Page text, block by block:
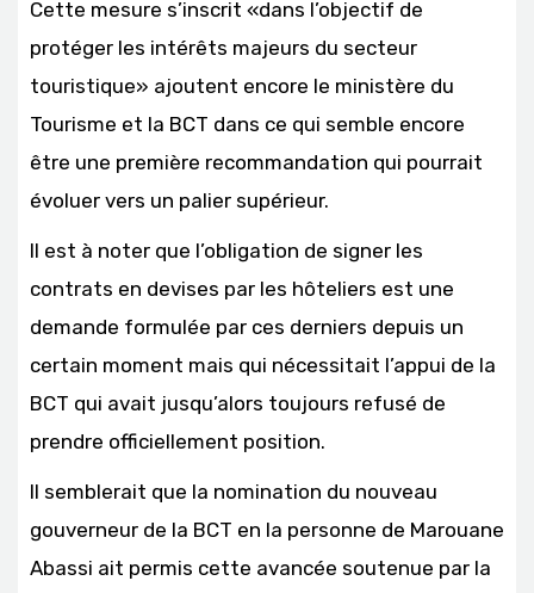
Cette mesure s’inscrit «dans l’objectif de
protéger les intérêts majeurs du secteur
touristique» ajoutent encore le ministère du
Tourisme et la BCT dans ce qui semble encore
être une première recommandation qui pourrait
évoluer vers un palier supérieur.
Il est à noter que l’obligation de signer les
contrats en devises par les hôteliers est une
demande formulée par ces derniers depuis un
certain moment mais qui nécessitait l’appui de la
BCT qui avait jusqu’alors toujours refusé de
prendre officiellement position.
Il semblerait que la nomination du nouveau
gouverneur de la BCT en la personne de Marouane
Abassi ait permis cette avancée soutenue par la